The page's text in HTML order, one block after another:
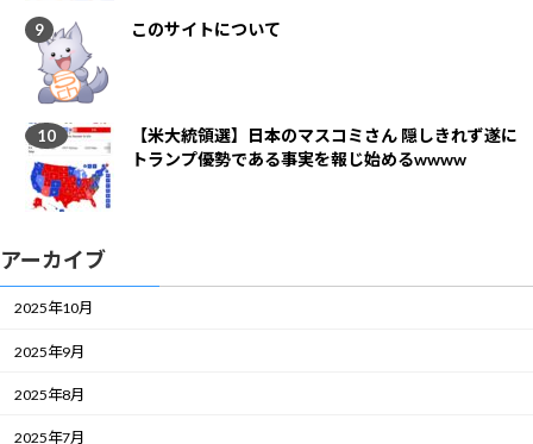
このサイトについて
【米大統領選】日本のマスコミさん 隠しきれず遂に
トランプ優勢である事実を報じ始めるwwww
アーカイブ
2025年10月
2025年9月
2025年8月
2025年7月